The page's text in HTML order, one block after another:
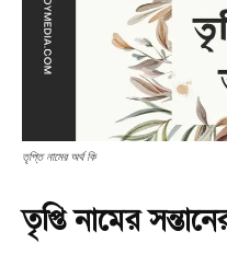
তৃপ্তি নামের অর্থ কি
তৃপ্তি নামের